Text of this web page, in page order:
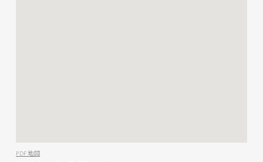
PDF地図